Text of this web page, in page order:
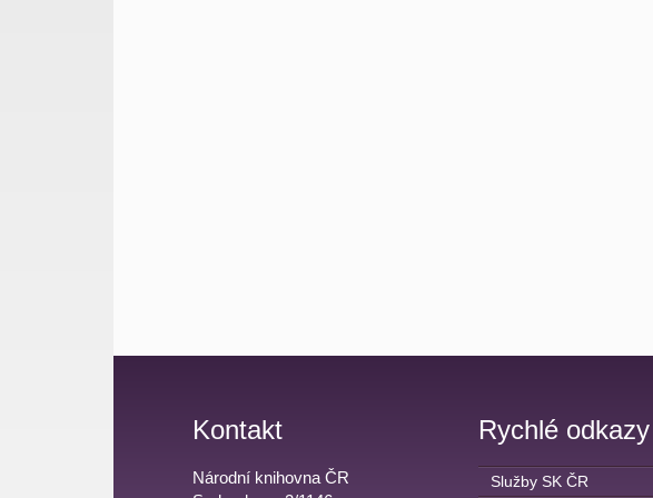
Kontakt
Národní knihovna ČR
Rychlé odkazy
Služby SK ČR